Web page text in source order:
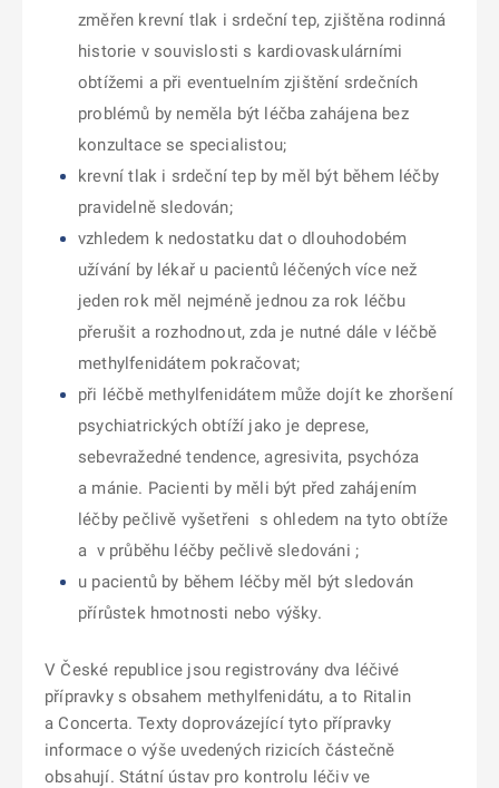
změřen krevní tlak i srdeční tep, zjištěna rodinná
historie v souvislosti s kardiovaskulárními
obtížemi a při eventuelním zjištění srdečních
problémů by neměla být léčba zahájena bez
konzultace se specialistou;
krevní tlak i srdeční tep by měl být během léčby
pravidelně sledován;
vzhledem k nedostatku dat o dlouhodobém
užívání by lékař u pacientů léčených více než
jeden rok měl nejméně jednou za rok léčbu
přerušit a rozhodnout, zda je nutné dále v léčbě
methylfenidátem pokračovat;
při léčbě methylfenidátem může dojít ke zhoršení
psychiatrických obtíží jako je deprese,
sebevražedné tendence, agresivita, psychóza
a mánie. Pacienti by měli být před zahájením
léčby pečlivě vyšetřeni
s ohledem na tyto obtíže
a v průběhu léčby pečlivě sledováni ;
u pacientů by během léčby měl být sledován
přírůstek hmotnosti nebo výšky.
V České republice jsou registrovány dva léčivé
přípravky s obsahem methylfenidátu, a to Ritalin
a Concerta. Texty doprovázející tyto přípravky
informace o výše uvedených rizicích částečně
obsahují. Státní ústav pro kontrolu léčiv ve